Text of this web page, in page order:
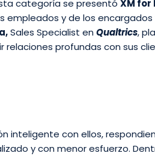
categoría se presentó XM for
empleados y de los
Sales Specialist en Qualtrics,
profundas con sus
inteligente con ellos,
y con menor esfuerzo.